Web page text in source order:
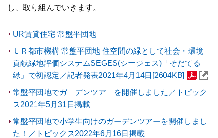
し、取り組んでいきます。
UR賃貸住宅 常盤平団地
ＵＲ都市機構 常盤平団地 住空間の緑として社会・環境
貢献緑地評価システムSEGES(シージェス)「そだてる
緑」で初認定／記者発表2021年4月14日[2604KB]
常盤平団地でガーデンツアーを開催しました／トピック
ス2021年5月31日掲載
常盤平団地で小学生向けのガーデンツアーを開催しまし
た！／トピックス2022年6月16日掲載